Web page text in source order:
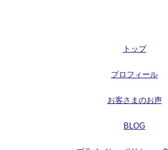
トップ
プロフィール
お客さまのお声
BLOG